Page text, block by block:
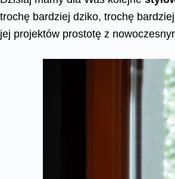
trochę bardziej dziko, trochę
jej projektów prostotę z